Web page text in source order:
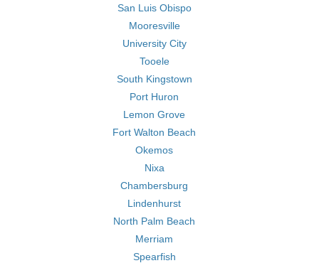
San Luis Obispo
Mooresville
University City
Tooele
South Kingstown
Port Huron
Lemon Grove
Fort Walton Beach
Okemos
Nixa
Chambersburg
Lindenhurst
North Palm Beach
Merriam
Spearfish